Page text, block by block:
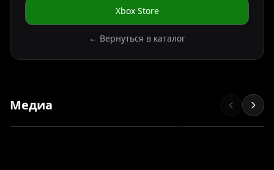
Xbox Store
← Вернуться в каталог
Медиа